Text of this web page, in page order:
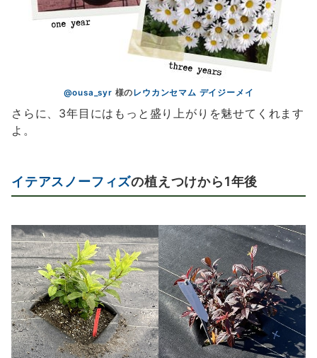
@ousa_syr 様の レウカンセマム デイジーメイ
さらに、3年目にはもっと盛り上がりを魅せてくれます
よ。
イテアスノーフィズの植えつけから1年後